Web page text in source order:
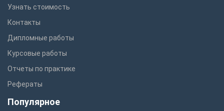
Узнать стоимость
Контакты
Дипломные работы
Курсовые работы
Отчеты по практике
Рефераты
Популярное